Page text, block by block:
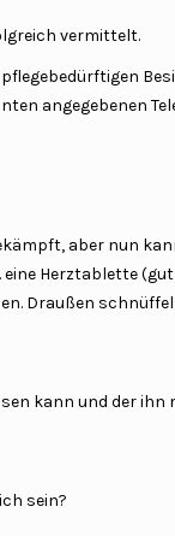
vermittelt.
angegebenen
aber nun
Herztablette
Draußen
kann und der
sein?